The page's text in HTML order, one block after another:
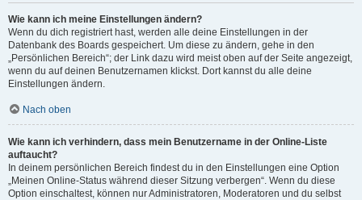
Wie kann ich meine Einstellungen ändern?
Wenn du dich registriert hast, werden alle deine Einstellungen in der
Datenbank des Boards gespeichert. Um diese zu ändern, gehe in den
„Persönlichen Bereich“; der Link dazu wird meist oben auf der Seite angezeigt,
wenn du auf deinen Benutzernamen klickst. Dort kannst du alle deine
Einstellungen ändern.
Nach oben
Wie kann ich verhindern, dass mein Benutzername in der Online-Liste
auftaucht?
In deinem persönlichen Bereich findest du in den Einstellungen eine Option
„Meinen Online-Status während dieser Sitzung verbergen“. Wenn du diese
Option einschaltest, können nur Administratoren, Moderatoren und du selbst